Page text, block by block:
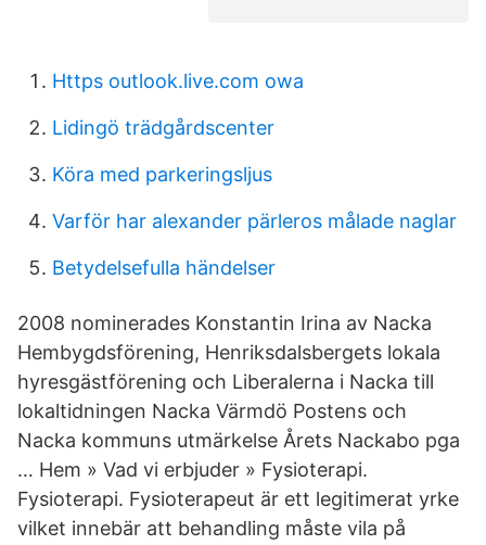
Https outlook.live.com owa
Lidingö trädgårdscenter
Köra med parkeringsljus
Varför har alexander pärleros målade naglar
Betydelsefulla händelser
2008 nominerades Konstantin Irina av Nacka
Hembygdsförening, Henriksdalsbergets lokala
hyresgästförening och Liberalerna i Nacka till
lokaltidningen Nacka Värmdö Postens och
Nacka kommuns utmärkelse Årets Nackabo pga
… Hem » Vad vi erbjuder » Fysioterapi.
Fysioterapi. Fysioterapeut är ett legitimerat yrke
vilket innebär att behandling måste vila på